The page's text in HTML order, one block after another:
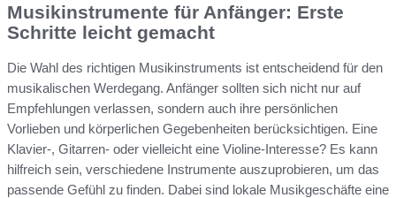
Musikinstrumente für Anfänger: Erste
Schritte leicht gemacht
Die Wahl des richtigen Musikinstruments ist entscheidend für den
musikalischen Werdegang. Anfänger sollten sich nicht nur auf
Empfehlungen verlassen, sondern auch ihre persönlichen
Vorlieben und körperlichen Gegebenheiten berücksichtigen. Eine
Klavier-, Gitarren- oder vielleicht eine Violine-Interesse? Es kann
hilfreich sein, verschiedene Instrumente auszuprobieren, um das
passende Gefühl zu finden. Dabei sind lokale Musikgeschäfte eine